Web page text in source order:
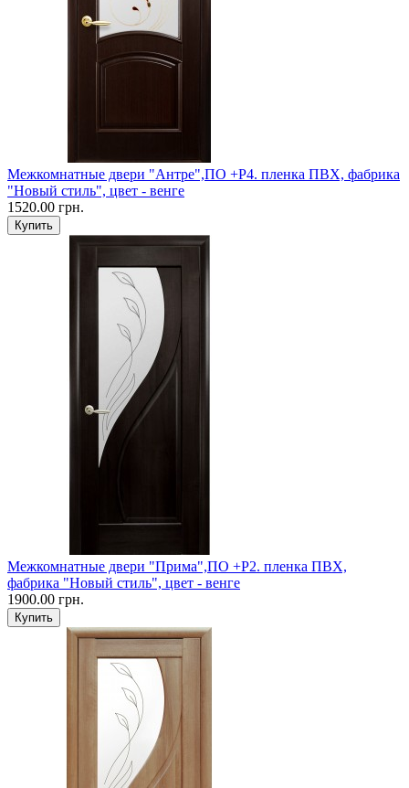
Межкомнатные двери "Антре",ПО +Р4. пленка ПВХ, фабрика
"Новый стиль", цвет - венге
1520.00 грн.
Межкомнатные двери "Прима",ПО +Р2. пленка ПВХ,
фабрика "Новый стиль", цвет - венге
1900.00 грн.